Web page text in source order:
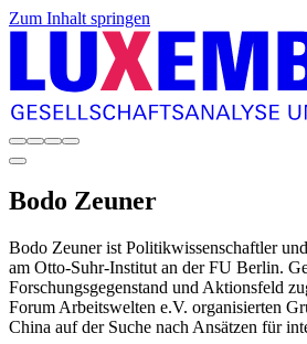
Zum Inhalt springen
Bodo Zeuner
Bodo Zeuner ist Politikwissenschaftler
am Otto-Suhr-Institut an der FU Berlin.
Forschungsgegenstand und Aktionsfeld
Forum Arbeitswelten e.V. organisierten
China auf der Suche nach Ansätzen für